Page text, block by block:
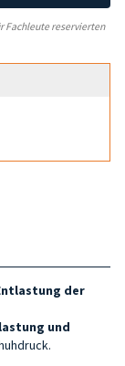
Fachleute reservierten
der
und